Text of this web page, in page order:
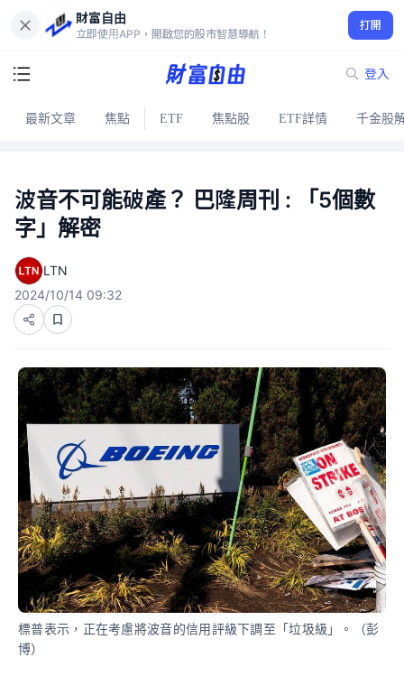
財富自由
立即使用APP，開啟您的股市智慧導航！
打開
登入
最新文章 焦點 ETF 焦點股 ETF詳情 千金股
波音不可能破產？ 巴隆周刊 : 「5個數
字」解密
LTN
2024/10/14 09:32
標普表示，正在考慮將波音的信用評級下調至「垃圾級」。（彭
博）